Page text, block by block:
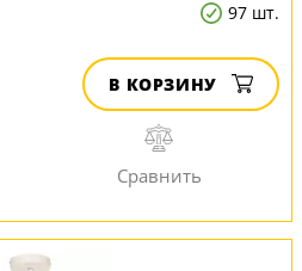
97 шт.
В КОРЗИНУ